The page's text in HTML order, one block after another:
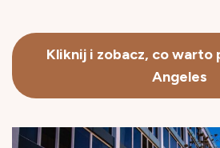
Kliknij i zobacz, co warto
Angeles